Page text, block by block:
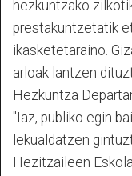
hezkuntzako
prestakuntzetatik
ikasketetaraino.
arloak lantzen
Hezkuntza
"Iaz, publiko egin
lekualdatzen
Hezitzaileen